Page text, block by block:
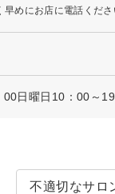
めにお店に電話くださ
日曜日10：00～
不適切なサロ